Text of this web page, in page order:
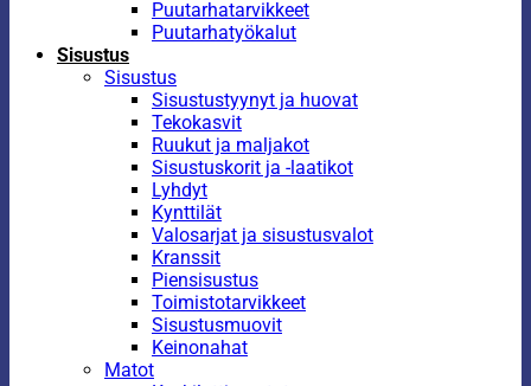
Puutarhatarvikkeet
Puutarhatyökalut
Sisustus
Sisustus
Sisustustyynyt ja huovat
Tekokasvit
Ruukut ja maljakot
Sisustuskorit ja -laatikot
Lyhdyt
Kynttilät
Valosarjat ja sisustusvalot
Kranssit
Piensisustus
Toimistotarvikkeet
Sisustusmuovit
Keinonahat
Matot